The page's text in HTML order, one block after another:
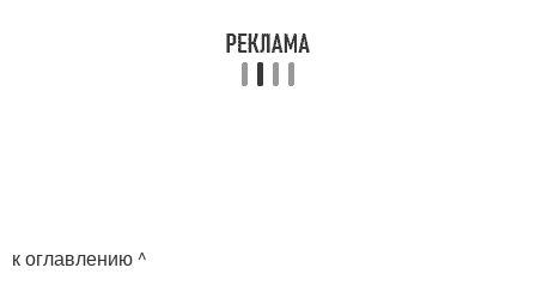
к оглавлению ^